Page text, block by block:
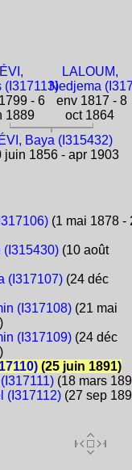
(I317113)
- 6
1889
LALOUM,
Nedjema
env 1817 - 8
oct 1864
Baya (I315432)
juin 1856 - apr 1903
(1 mai 1878 -
(I315430)(10 août
(I317107)(24 déc
(I317108)(21 mai
(I317109)(24 déc
(25 juin 1891)
(18 mars
(I317112)(27 sep